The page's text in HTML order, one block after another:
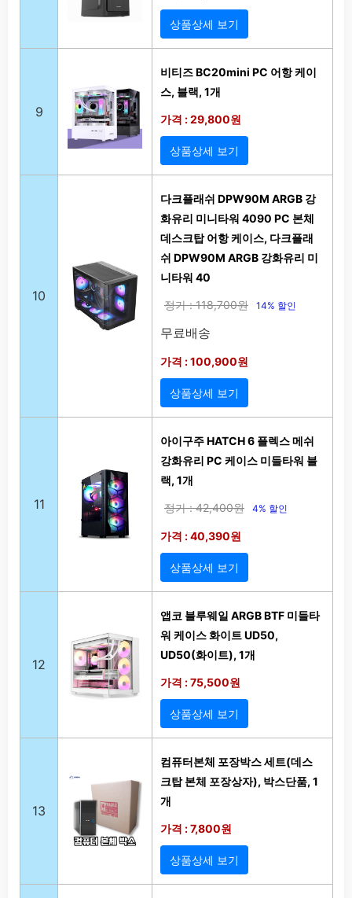
상품상세 보기
9
비티즈 BC20mini PC 어항 케이
스, 블랙, 1개
가격 : 29,800원
상품상세 보기
10
다크플래쉬 DPW90M ARGB 강
화유리 미니타워 4090 PC 본체
데스크탑 어항 케이스, 다크플래
쉬 DPW90M ARGB 강화유리 미
니타워 40
정가 : 118,700원 14% 할인
무료배송
가격 : 100,900원
상품상세 보기
11
아이구주 HATCH 6 플렉스 메쉬
강화유리 PC 케이스 미들타워 블
랙, 1개
정가 : 42,400원 4% 할인
가격 : 40,390원
상품상세 보기
12
앱코 블루웨일 ARGB BTF 미들타
워 케이스 화이트 UD50,
UD50(화이트), 1개
가격 : 75,500원
상품상세 보기
13
컴퓨터본체 포장박스 세트(데스
크탑 본체 포장상자), 박스단품, 1
개
가격 : 7,800원
상품상세 보기